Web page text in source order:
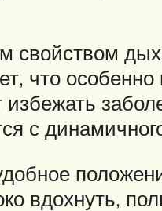
свойством
что
избежать
с
вдохнуть,